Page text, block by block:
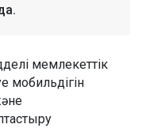
мемлекеттік
мобильдігін